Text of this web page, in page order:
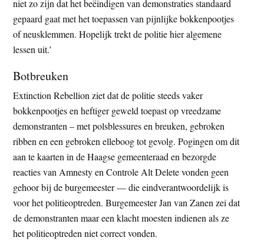
niet zo zijn dat het beëindigen van demonstraties standaard
gepaard gaat met het toepassen van pijnlijke bokkenpootjes
of neusklemmen. Hopelijk trekt de politie hier algemene
lessen uit.’
Botbreuken
Extinction Rebellion ziet dat de politie steeds vaker
bokkenpootjes en heftiger geweld toepast op vreedzame
demonstranten – met polsblessures en breuken, gebroken
ribben en een gebroken elleboog tot gevolg. Pogingen om dit
aan te kaarten in de Haagse gemeenteraad en bezorgde
reacties van Amnesty en Controle Alt Delete vonden geen
gehoor bij de burgemeester — die eindverantwoordelijk is
voor het politieoptreden. Burgemeester Jan van Zanen zei dat
de demonstranten maar een klacht moesten indienen als ze
het politieoptreden niet correct vonden.